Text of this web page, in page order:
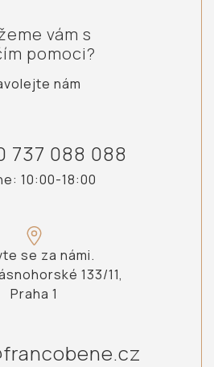
vám s
pomoci?
nám
737 088 088
10:00-18:00
se za námi.
133/11,
Praha 1